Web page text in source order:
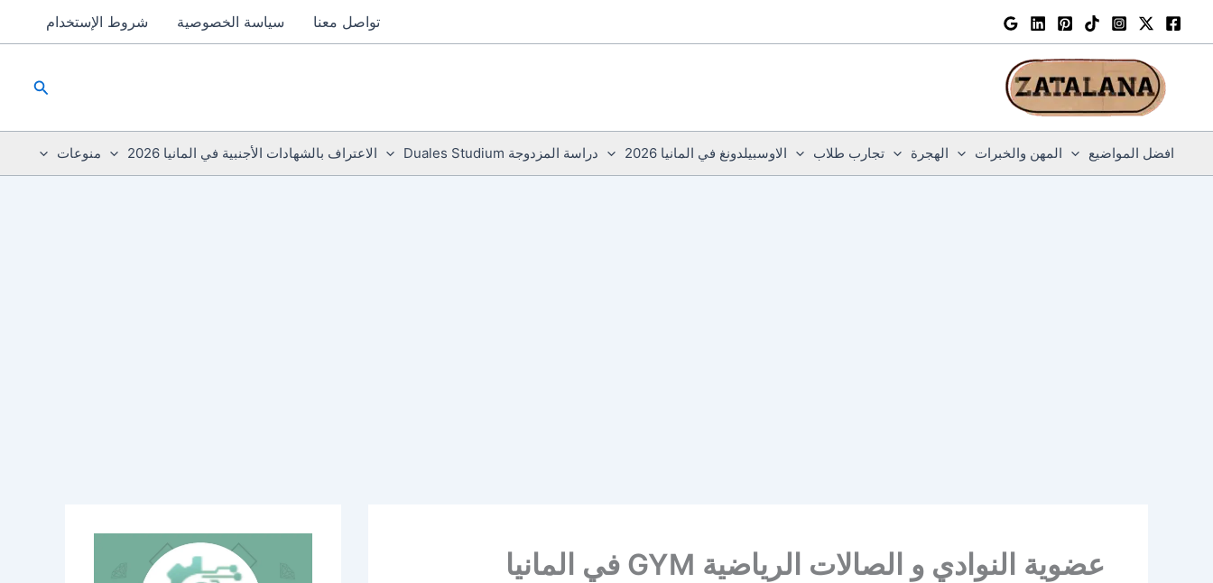
تواصل معنا سياسة الخصوصية شروط الإستخدام
البحث
افضل المواضيع المهن والخبرات الهجرة تجارب طلاب الاوسبيلدونغ في المانيا 2026 دراسة المزدوجة Duales Studium الاعتراف بالشهادات الأجنبية في المانيا 2026 منوعات
عضوية النوادي و الصالات الرياضية GYM في المانيا